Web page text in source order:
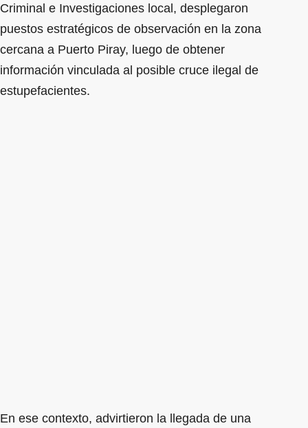
Criminal e Investigaciones local, desplegaron
puestos estratégicos de observación en la zona
cercana a Puerto Piray, luego de obtener
información vinculada al posible cruce ilegal de
estupefacientes.
En ese contexto, advirtieron la llegada de una